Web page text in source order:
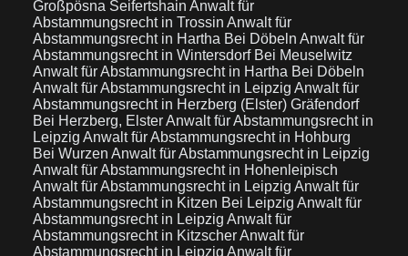
Großpösna Seifertshain Anwalt für
Abstammungsrecht in Trossin Anwalt für
Abstammungsrecht in Hartha Bei Döbeln Anwalt für
Abstammungsrecht in Wintersdorf Bei Meuselwitz
Anwalt für Abstammungsrecht in Hartha Bei Döbeln
Anwalt für Abstammungsrecht in Leipzig Anwalt für
Abstammungsrecht in Herzberg (Elster) Gräfendorf
Bei Herzberg, ElsterAnwalt für Abstammungsrecht in
Leipzig Anwalt für Abstammungsrecht in Hohburg
Bei Wurzen Anwalt für Abstammungsrecht in Leipzig
Anwalt für Abstammungsrecht in Hohenleipisch
Anwalt für Abstammungsrecht in Leipzig Anwalt für
Abstammungsrecht in Kitzen Bei Leipzig Anwalt für
Abstammungsrecht in Leipzig Anwalt für
Abstammungsrecht in KitzscherAnwalt für
Abstammungsrecht in Leipzig Anwalt für